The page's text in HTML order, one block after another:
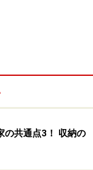
無印良品）・デ
の共通点3！ 収納の